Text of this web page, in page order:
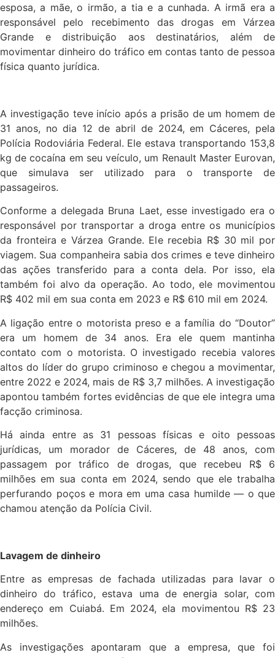
esposa, a mãe, o irmão, a tia e a cunhada. A irmã era a
responsável pelo recebimento das drogas em Várzea
Grande e distribuição aos destinatários, além de
movimentar dinheiro do tráfico em contas tanto de pessoa
física quanto jurídica.
A investigação teve início após a prisão de um homem de
31 anos, no dia 12 de abril de 2024, em Cáceres, pela
Polícia Rodoviária Federal. Ele estava transportando 153,8
kg de cocaína em seu veículo, um Renault Master Eurovan,
que simulava ser utilizado para o transporte de
passageiros.
Conforme a delegada Bruna Laet, esse investigado era o
responsável por transportar a droga entre os municípios
da fronteira e Várzea Grande. Ele recebia R$ 30 mil por
viagem. Sua companheira sabia dos crimes e teve dinheiro
das ações transferido para a conta dela. Por isso, ela
também foi alvo da operação. Ao todo, ele movimentou
R$ 402 mil em sua conta em 2023 e R$ 610 mil em 2024.
A ligação entre o motorista preso e a família do “Doutor”
era um homem de 34 anos. Era ele quem mantinha
contato com o motorista. O investigado recebia valores
altos do líder do grupo criminoso e chegou a movimentar,
entre 2022 e 2024, mais de R$ 3,7 milhões. A investigação
apontou também fortes evidências de que ele integra uma
facção criminosa.
Há ainda entre as 31 pessoas físicas e oito pessoas
jurídicas, um morador de Cáceres, de 48 anos, com
passagem por tráfico de drogas, que recebeu R$ 6
milhões em sua conta em 2024, sendo que ele trabalha
perfurando poços e mora em uma casa humilde — o que
chamou atenção da Polícia Civil.
Lavagem de dinheiro
Entre as empresas de fachada utilizadas para lavar o
dinheiro do tráfico, estava uma de energia solar, com
endereço em Cuiabá. Em 2024, ela movimentou R$ 23
milhões.
As investigações apontaram que a empresa, que foi